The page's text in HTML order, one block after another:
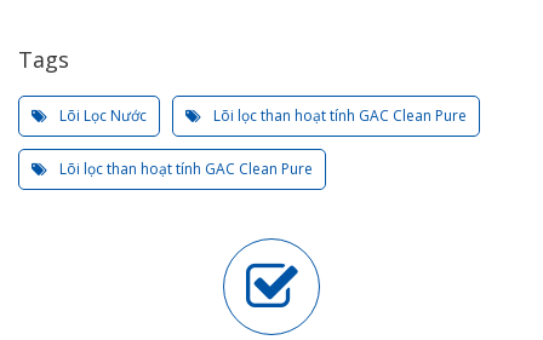
Tags
Lõi Lọc Nước Lõi lọc than hoạt tính GAC Clean Pure
Lõi lọc than hoạt tính GAC Clean Pure